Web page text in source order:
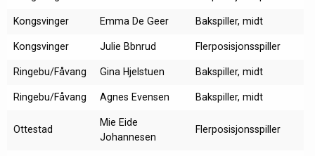
Kongsvinger Emma De Geer Bakspiller, midt
Kongsvinger Julie Bbnrud Flerposisjonsspiller
Ringebu/Fåvang Gina Hjelstuen Bakspiller, midt
Ringebu/Fåvang Agnes Evensen Bakspiller, midt
Ottestad
Mie Eide
Johannesen
Flerposisjonsspiller